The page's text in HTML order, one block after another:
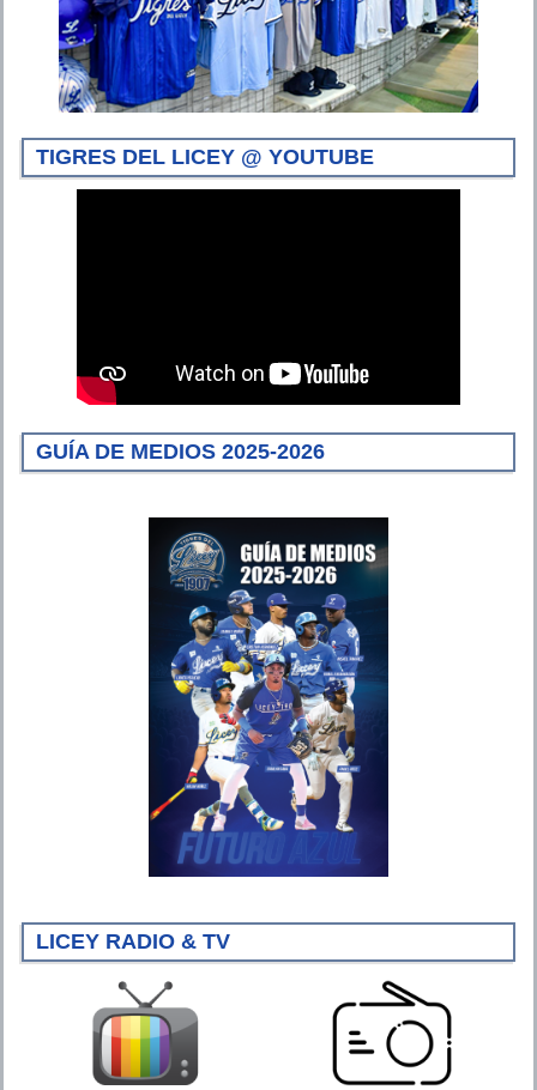
TIGRES DEL LICEY @ YOUTUBE
GUÍA DE MEDIOS 2025-2026
LICEY RADIO & TV